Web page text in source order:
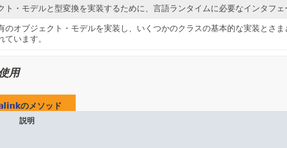
ト・モデルと型変換を実装するために、言語ランタイムに必要なインタフェ
のオブジェクト・モデルを実装し、いくつかのクラスの基本的な実装とさ
ています。
用
のメソッド
説明